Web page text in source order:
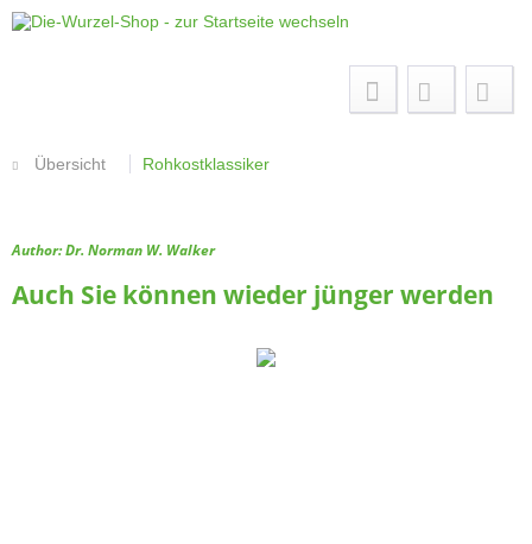
Übersicht Rohkostklassiker
Author: Dr. Norman W. Walker
Auch Sie können wieder jünger werden